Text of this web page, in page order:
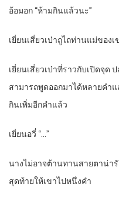
อ้อมอก “ห้ามกินแล้วนะ”
เยี่ยนเสี่ยวเป่าถูไถท่านแม่ของ
เยี่ยนเสี่ยวเป่าที่ราวกับเปิดจุด
สามารถพูดออกมาได้หลายคำ
กินเพิ่มอีกคำแล้ว
เยี่ยนอวี๋ “…”
นางไม่อาจต้านทานสายตาน่า
สุดท้ายให้เขาไปหนึ่งคำ